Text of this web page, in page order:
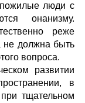
пожилые люди с
онанизму.
реже
не должна быть
вопроса.
развитии
в
тщательном